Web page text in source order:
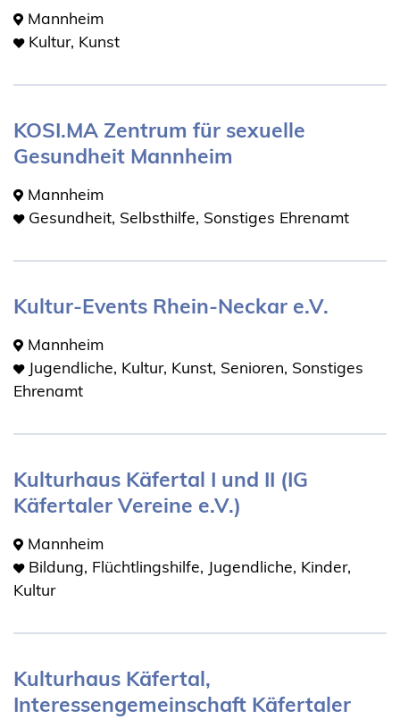
Mannheim
Kultur, Kunst
KOSI.MA Zentrum für sexuelle
Gesundheit Mannheim
Mannheim
Gesundheit, Selbsthilfe, Sonstiges Ehrenamt
Kultur-Events Rhein-Neckar e.V.
Mannheim
Jugendliche, Kultur, Kunst, Senioren, Sonstiges
Ehrenamt
Kulturhaus Käfertal I und II (IG
Käfertaler Vereine e.V.)
Mannheim
Bildung, Flüchtlingshilfe, Jugendliche, Kinder,
Kultur
Kulturhaus Käfertal,
Interessengemeinschaft Käfertaler